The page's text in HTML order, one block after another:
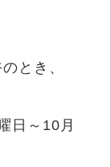
とき、
日～10月